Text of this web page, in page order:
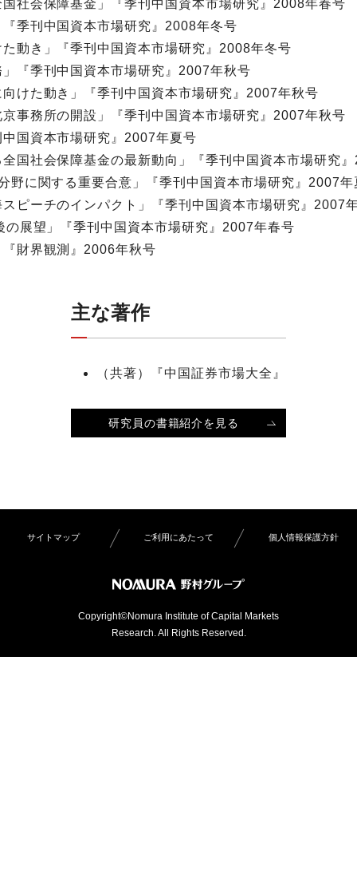
社会保障基金」『季刊中国資本市場研究』2008年春号
季刊中国資本市場研究』2008年冬号
動き」『季刊中国資本市場研究』2008年冬号
『季刊中国資本市場研究』2007年秋号
けた動き」『季刊中国資本市場研究』2007年秋号
事務所の開設」『季刊中国資本市場研究』2007年秋号
国資本市場研究』2007年夏号
国社会保障基金の最新動向」『季刊中国資本市場研究
野に関する重要合意」『季刊中国資本市場研究』2007年
ピーチのインパクト」『季刊中国資本市場研究』2007
展望」『季刊中国資本市場研究』2007年春号
財界観測』2006年秋号
主な著作
（共著）『中国証券市場大全』
研究員の書籍紹介を見る
サイトマップ ご利用にあたって 個人情報保護方針
Copyright©Nomura Institute of Capital Markets
Research. All Rights Reserved.